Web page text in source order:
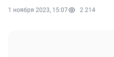
1 ноября 2023, 15:07 2 214